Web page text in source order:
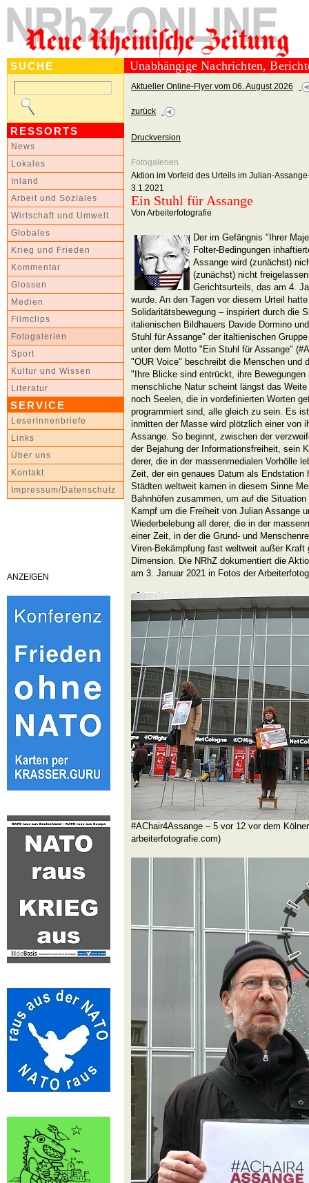
SUCHE
RESSORTS
News
Lokales
Inland
Arbeit und Soziales
Wirtschaft und Umwelt
Globales
Krieg und Frieden
Kommentar
Glossen
Medien
Filmclips
Fotogalerien
Sport
Kultur und Wissen
Literatur
SERVICE
LeserInnenbriefe
Links
Über uns
Kontakt
Impressum/Datenschutz
ANZEIGEN
Unabhängige Nachrichten,
Aktueller Online-Flyer vom 06. August 2026
zurück
Druckversion
Fotogalerien
Aktion im Vorfeld des Urteils im Julian-
3.1.2021
Ein Stuhl für Assange
Von Arbeiterfotografie
Der im Gefängnis "Ihrer
Folter-Bedingungen
Assange wird (zunächst)
(zunächst) nicht
Gerichtsurteils, das am 4.
wurde. An den Tagen vor diesem Urteil
Solidaritätsbewegung – inspiriert durch die
italienischen Bildhauers Davide Dormino
Stuhl für Assange" der italtienischen
unter dem Motto "Ein Stuhl für Assange"
"OUR Voice" beschreibt die Menschen und
"Ihre Blicke sind entrückt, ihre
menschliche Natur scheint längst das
noch Seelen, die in vordefinierten Worten
programmiert sind, alle gleich zu sein. Es
inmitten der Masse wird plötzlich einer von
Assange. So beginnt, zwischen der
der Bejahung der Informationsfreiheit, sein
derer, die in der massenmedialen Vorhölle
Zeit, der ein genaues Datum als Endstation
Städten weltweit kamen in diesem Sinne
Bahnhöfen zusammen, um auf die
Kampf um die Freiheit von Julian Assange
Wiederbelebung all derer, die in der
einer Zeit, in der die Grund- und
Viren-Bekämpfung fast weltweit außer
Dimension. Die NRhZ dokumentiert die
am 3. Januar 2021 in Fotos der
#AChair4Assange – 5 vor 12 vor dem
arbeiterfotografie.com)